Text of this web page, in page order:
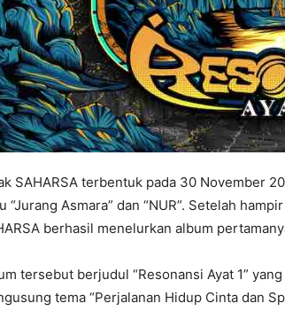
SAHARSA terbentuk pada 30 November
“Jurang Asmara” dan “NUR”. Setelah
berhasil menelurkan album
tersebut berjudul “Resonansi Ayat 1”
tema “Perjalanan Hidup Cinta dan